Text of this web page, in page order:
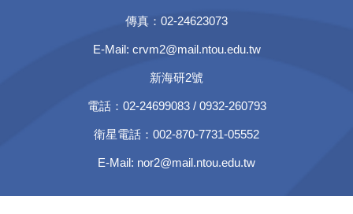
傳真：02-24623073
E-Mail: crvm2@mail.ntou.edu.tw
新海研2號
電話：02-24699083 / 0932-260793
衛星電話：002-870-7731-05552
E-Mail: nor2@mail.ntou.edu.tw